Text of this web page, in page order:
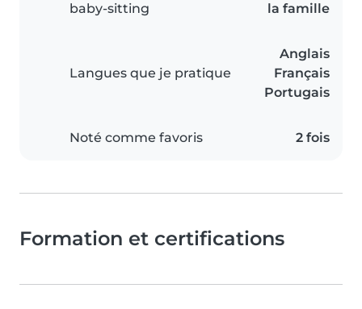
baby-sitting
la famille
Langues que je pratique
Anglais
Français
Portugais
Noté comme favoris 2 fois
Formation et certifications